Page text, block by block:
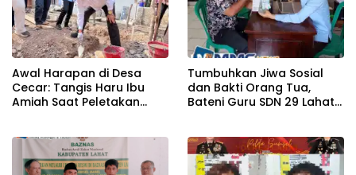
Awal Harapan di Desa
Cecar: Tangis Haru Ibu
Amiah Saat Peletakan
Tumbuhkan Jiwa Sosial
dan Bakti Orang Tua,
Bateni Guru SDN 29 Lahat